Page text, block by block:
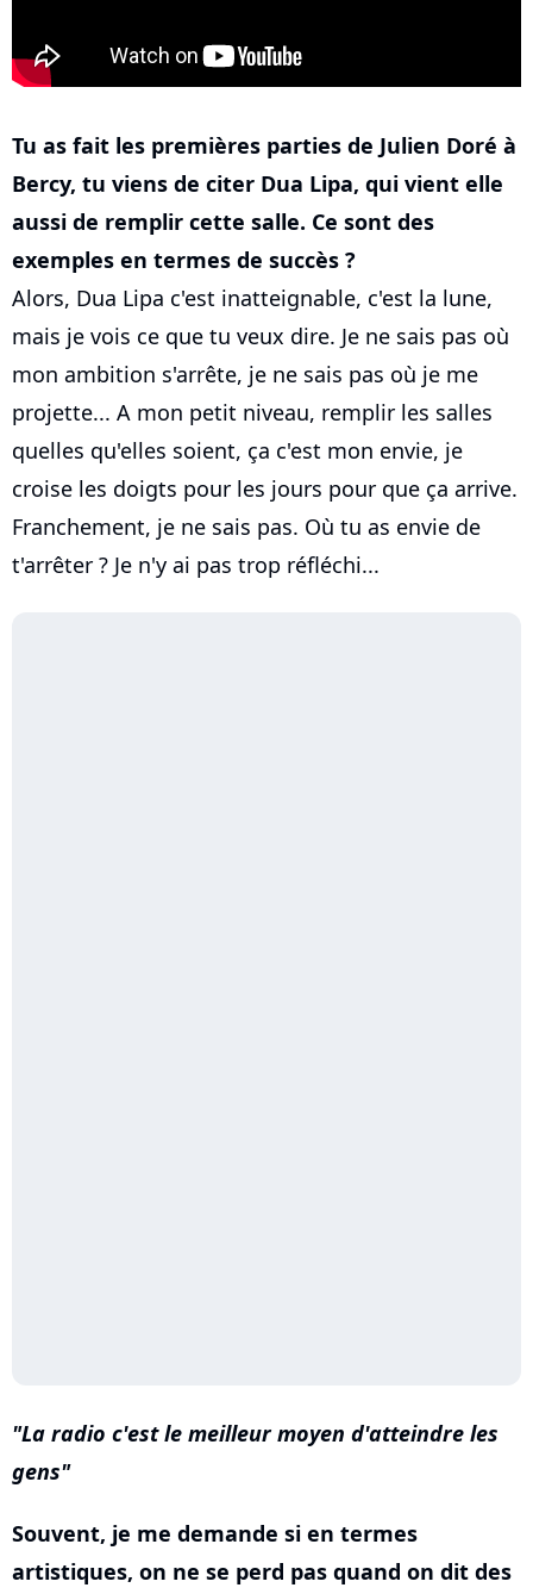
Tu as fait les premières parties de Julien Doré à
Bercy, tu viens de citer Dua Lipa, qui vient elle
aussi de remplir cette salle. Ce sont des
exemples en termes de succès ?
Alors, Dua Lipa c'est inatteignable, c'est la lune,
mais je vois ce que tu veux dire. Je ne sais pas où
mon ambition s'arrête, je ne sais pas où je me
projette... A mon petit niveau, remplir les salles
quelles qu'elles soient, ça c'est mon envie, je
croise les doigts pour les jours pour que ça arrive.
Franchement, je ne sais pas. Où tu as envie de
t'arrêter ? Je n'y ai pas trop réfléchi...
La radio c'est le meilleur moyen d'atteindre les
gens
Souvent, je me demande si en termes
artistiques, on ne se perd pas quand on dit des